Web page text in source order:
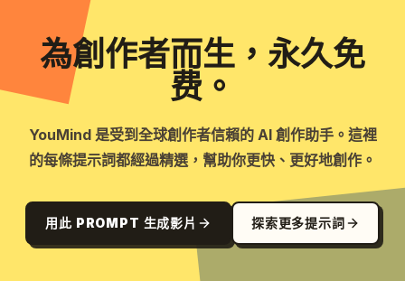
為創作者而生，永久免
费。
YouMind 是受到全球創作者信賴的 AI 創作助手。這裡
的每條提示詞都經過精選，幫助你更快、更好地創作。
用此 PROMPT 生成影片 探索更多提示詞